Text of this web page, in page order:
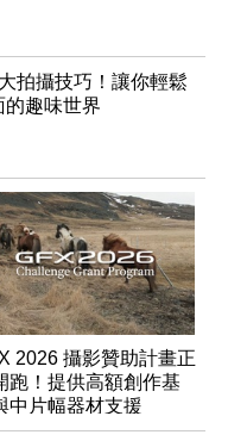
拍攝技巧！讓你輕鬆
的趣味世界
2026 攝影贊助計畫正
跑！提供高額創作基
中片幅器材支援